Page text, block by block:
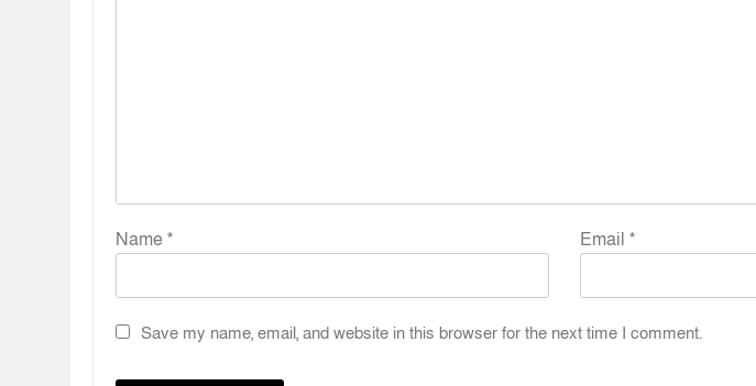
Name* Email*
Save my name, email, and website in this browser for the next time I comment.